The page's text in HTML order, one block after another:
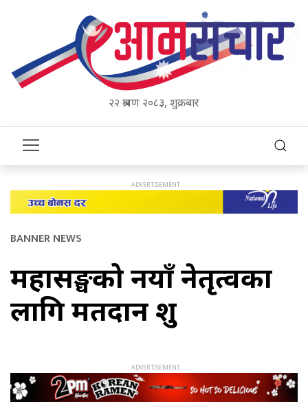
२२ श्रावण २०८३, शुक्रबार
BANNER NEWS
महासङ्घको नयाँ नेतृत्वका
लागि मतदान शुरु